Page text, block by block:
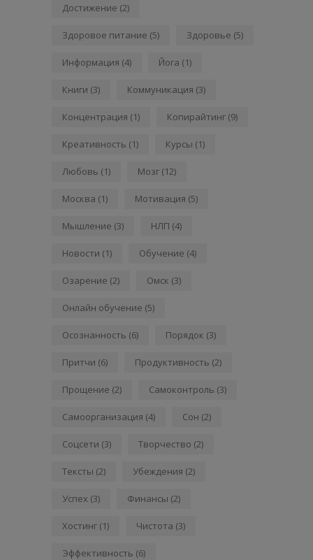
Достижение (2)
Здоровое питание (5) Здоровье (5)
Информация (4) Йога (1)
Книги (3) Коммуникация (3)
Концентрация (1) Копирайтинг (9)
Креативность (1) Курсы (1)
Любовь (1) Мозг (12)
Москва (1) Мотивация (5)
Мышление (3) НЛП (4)
Новости (1) Обучение (4)
Озарение (2) Омск (3)
Онлайн обучение (5)
Осознанность (6) Порядок (3)
Притчи (6) Продуктивность (2)
Прощение (2) Самоконтроль (3)
Самоорганизация (4) Сон (2)
Соцсети (3) Творчество (2)
Тексты (2) Убеждения (2)
Успех (3) Финансы (2)
Хостинг (1) Чистота (3)
Эффективность (6)